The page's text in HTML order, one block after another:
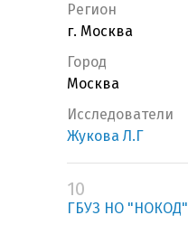
Регион
г. Москва
Город
Москва
Исследователи
Жукова Л.Г
10
ГБУЗ НО "НОКОД"